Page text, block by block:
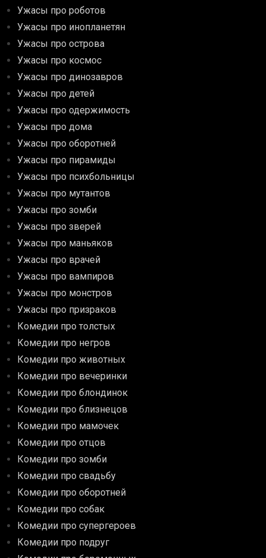
Ужасы про роботов
Ужасы про инопланетян
Ужасы про острова
Ужасы про космос
Ужасы про динозавров
Ужасы про детей
Ужасы про одержимость
Ужасы про дома
Ужасы про оборотней
Ужасы про пирамиды
Ужасы про психбольницы
Ужасы про мутантов
Ужасы про зомби
Ужасы про зверей
Ужасы про маньяков
Ужасы про врачей
Ужасы про вампиров
Ужасы про монстров
Ужасы про призраков
Комедии про толстых
Комедии про негров
Комедии про животных
Комедии про вечеринки
Комедии про блондинок
Комедии про близнецов
Комедии про мамочек
Комедии про отцов
Комедии про зомби
Комедии про свадьбу
Комедии про оборотней
Комедии про собак
Комедии про супергероев
Комедии про подруг